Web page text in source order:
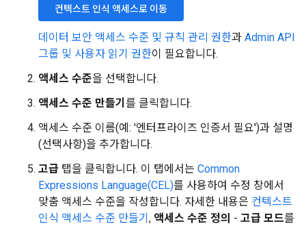
컨텍스트 인식 액세스로 이동
데이터 보안 액세스 수준 및 규칙 관리 권한과 Admin API
그룹 및 사용자 읽기 권한이 필요합니다.
액세스 수준을 선택합니다.
액세스 수준 만들기 를 클릭합니다.
액세스 수준 이름(예: '엔터프라이즈 인증서 필요')과 설명
(선택사항)을 추가합니다.
고급 탭을 클릭합니다. 이 탭에서는 Common
Expressions Language(CEL)를 사용하여 수정 창에서
맞춤 액세스 수준을 작성합니다. 자세한 내용은 컨텍스트
인식 액세스 수준 만들기 , 액세스 수준 정의 - 고급 모드를